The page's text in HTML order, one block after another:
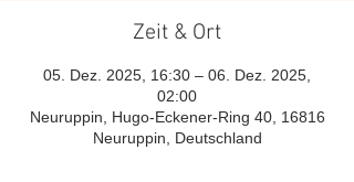
Zeit & Ort
05. Dez. 2025, 16:30 – 06. Dez. 2025,
02:00
Neuruppin, Hugo-Eckener-Ring 40, 16816
Neuruppin, Deutschland